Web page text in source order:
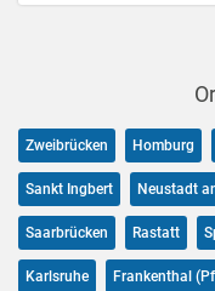
Zweibrücken Homburg
Sankt Ingbert Neustadt
Saarbrücken Rastatt
Karlsruhe Frankenthal